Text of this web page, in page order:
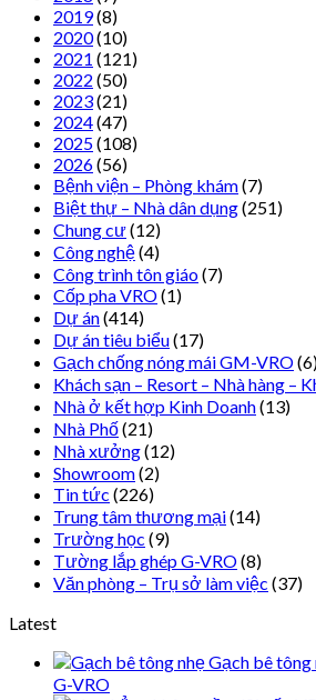
2019(8)
2020(10)
2021 (121)
2022 (50)
2023(21)
2024(47)
2025(108)
2026(56)
Bệnh viện – Phòng khám(7)
Biệt thự – Nhà dân dụng(251)
Chung cư(12)
Công nghệ(4)
Công trình tôn giáo(7)
Cốp pha VRO(1)
Dự án(414)
Dự án tiêu biểu(17)
Gạch chống nóng mái GM-VRO
Khách sạn – Resort – Nhà hàng –
Nhà ở kết hợp Kinh Doanh(13)
Nhà Phố(21)
Nhà xưởng(12)
Showroom(2)
Tin tức (226)
Trung tâm thương mại(14)
Trường học (9)
Tường lắp ghép G-VRO(8)
Văn phòng – Trụ sở làm việc (37)
Latest
Gạch bê tông
G-VRO